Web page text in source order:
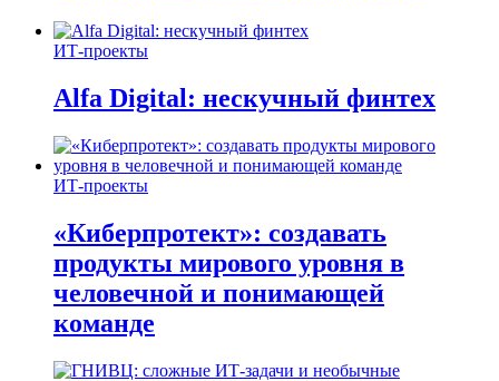
ИТ-проекты
Alfa Digital: нескучный финтех
ИТ-проекты
«Киберпротект»: создавать
продукты мирового уровня в
человечной и понимающей
команде